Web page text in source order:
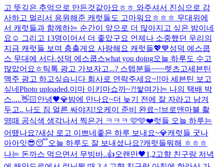
고 뜻깊은 추억으로 만든것같아요ㅎㅎ 와주셔서 진심으로 감
사하고 멀리서 응원해준 캐럿들도 고마워요ㅎㅎㅎ 무대위에
서 캐럿들과 함께하는 순간이 앞으로 더 많아지고 싶은 밤이네
요☺️ 그리고 13명이어서 더 좋았구요 언제나 소중했던 우리의
지금 캐럿들 보며 춤출게요 사랑해요 캐럿들💖💙성덕 에스쿱
스 무대에 서다.성덕 에스쿱스what you doing오늘 하루도 수고
많았어요ㅎ틱톡 광고 가보자고...? 스텝분들~~~렛츠고세븐틴
맥주 광고 하고싶습니다 회사로 연락주세요~!!아 세븐틴 보고
싶네 Photo uploaded.이마 이키마쇼까~?!쌓여가는 나의 택배 박
스.....👋🏻안녕🖤💎밤에 만나요~더 늦기 전에 잘 자라고 남겨
두고.. 나도 짐 얼른 싸야지!오케이 준비 완료~! 브로앤마블 촬
영때 공식색 생각나서 찍은거 ㅋㅋㅋ 🩷🩵❤️럿들 오늘 하루는
어땠나요?새삼 로고 이쁘네 좋은 하루 보내요~💎캐럿들 굿나
아아잇😎😴오늘 하루도 잘 보내셨나요?캐럿들뭐해 ㅎㅎㅎ
나는 돈까스 먹으면서 무빙바..👍오랜만🖤1,2고향 친구랑 저녁